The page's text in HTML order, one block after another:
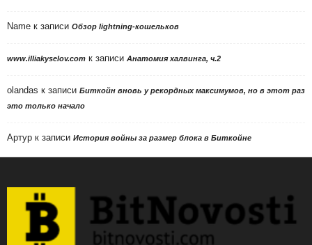
Name к записи Обзор lightning-кошельков
www.illiakyselov.com к записи Анатомия халвинга, ч.2
olandas к записи Биткойн вновь у рекордных максимумов, но в этот раз
это только начало
Артур к записи История войны за размер блока в Биткойне